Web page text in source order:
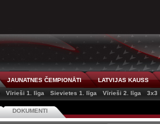
JAUNATNES ČEMPIONĀTI LATVIJAS KAUSS
Vīrieši 1. līga Sievietes 1. līga Vīrieši 2. līga 3x3
DOKUMENTI